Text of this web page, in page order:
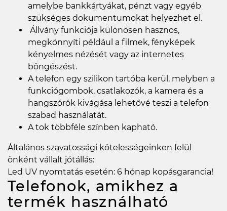
amelybe bankkártyákat, pénzt vagy egyéb
szükséges dokumentumokat helyezhet el.
Állvány funkciója különösen hasznos,
megkönnyíti például a filmek, fényképek
kényelmes nézését vagy az internetes
böngészést.
A telefon egy szilikon tartóba kerül, melyben a
funkciógombok, csatlakozók, a kamera és a
hangszórók kivágása lehetővé teszi a telefon
szabad használatát.
A tok többféle színben kapható.
Általános szavatossági kötelességeinken felül
önként vállalt jótállás:
Led UV nyomtatás esetén: 6 hónap kopásgarancia!
Telefonok, amikhez a
termék használható